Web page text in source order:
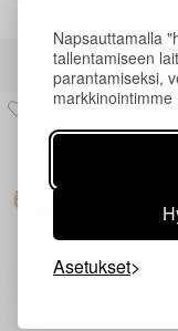
Napsauttamalla
tallentamiseen
parantamiseksi,
Asetukset